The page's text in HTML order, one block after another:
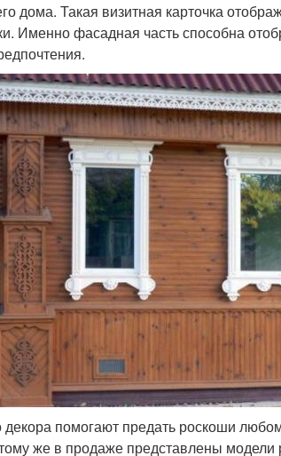
дома. Такая визитная карточка
Именно фасадная часть способна
помогают предать роскоши
же в продаже представлены модели